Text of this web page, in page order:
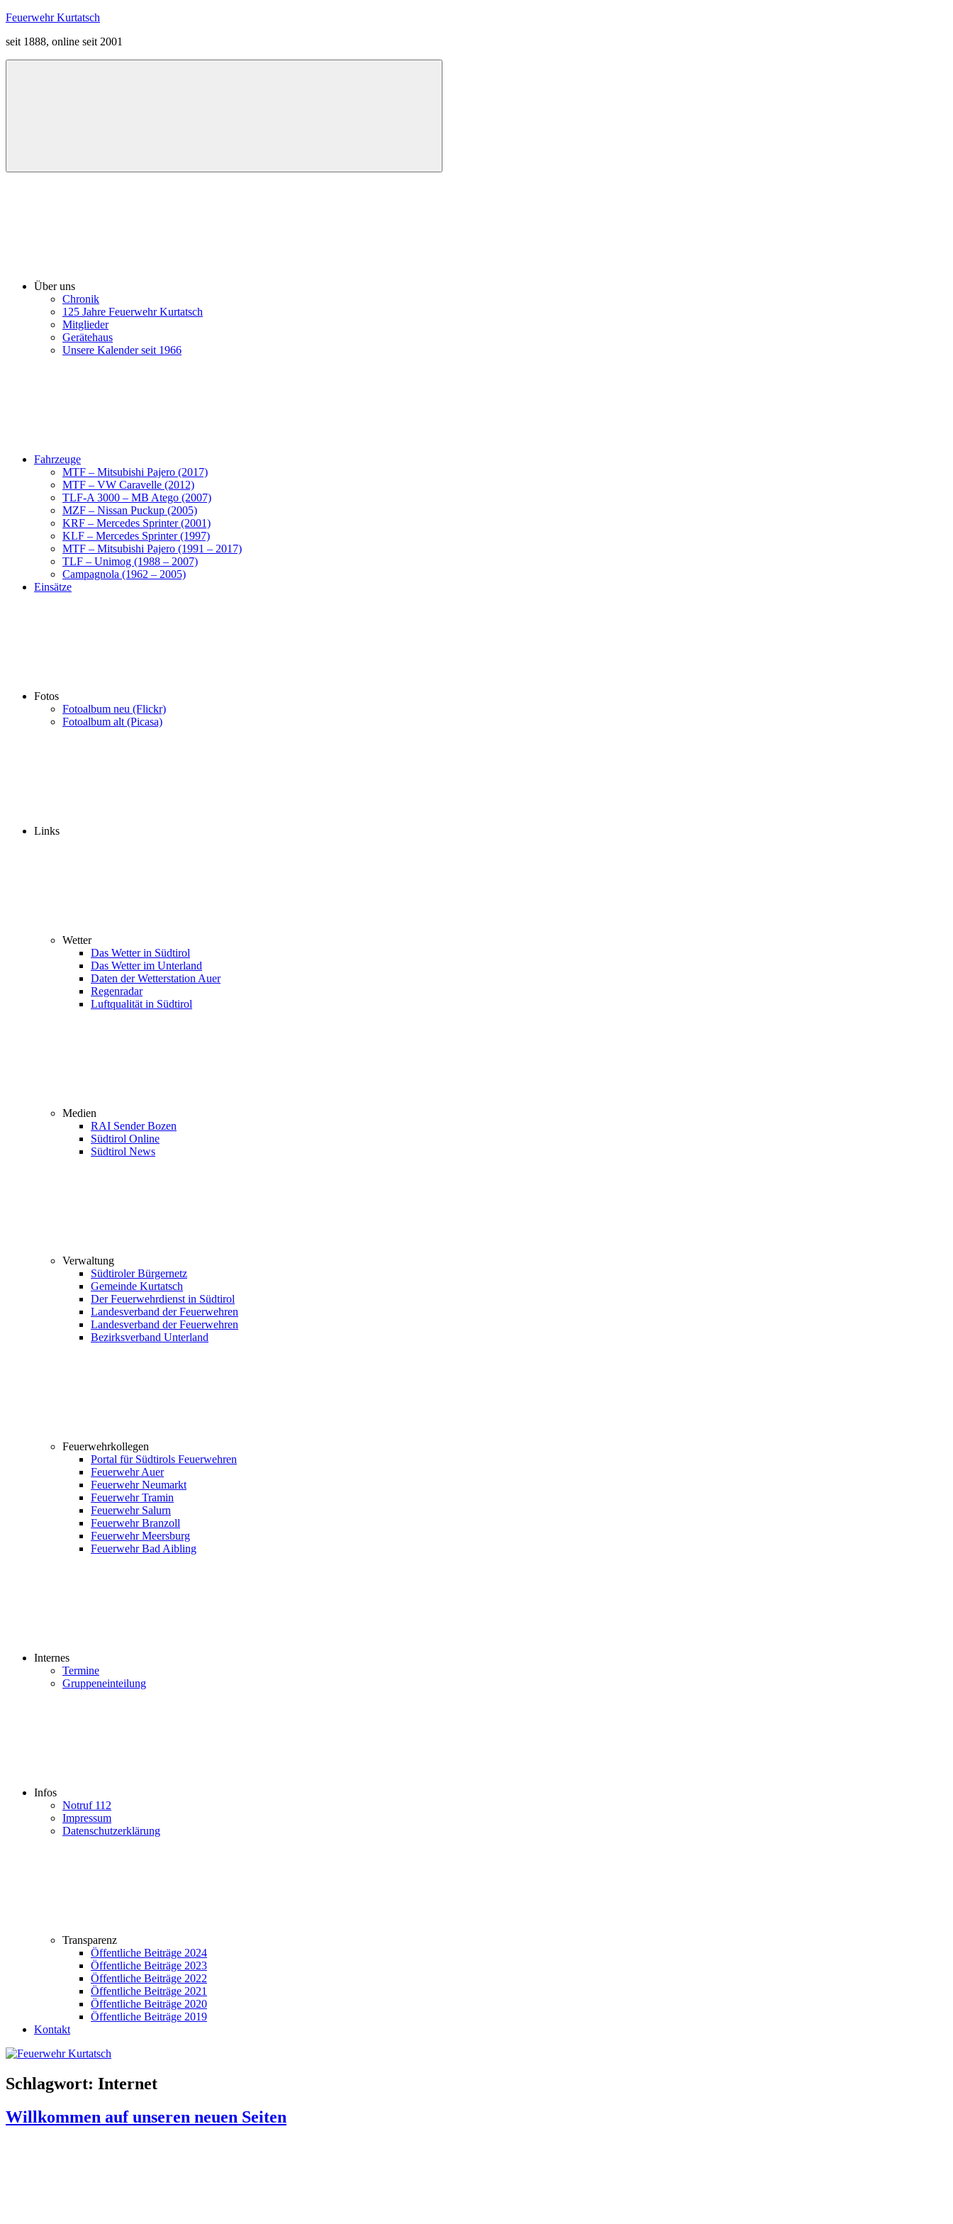
Zum
springen
Feuerwehr Kurtatsch
seit 1888, online seit 2001
Menü
Über uns
Chronik
125 Jahre Feuerwehr Kurtatsch
Mitglieder
Gerätehaus
Unsere Kalender seit 1966
Fahrzeuge
MTF – Mitsubishi Pajero (2017)
MTF – VW Caravelle (2012)
TLF-A 3000 – MB Atego (2007)
MZF – Nissan Puckup (2005)
KRF – Mercedes Sprinter (2001)
KLF – Mercedes Sprinter (1997)
MTF – Mitsubishi Pajero (1991 – 2017)
TLF – Unimog (1988 – 2007)
Campagnola (1962 – 2005)
Einsätze
Fotos
Fotoalbum neu (Flickr)
Fotoalbum alt (Picasa)
Links
Wetter
Das Wetter in Südtirol
Das Wetter im Unterland
Daten der Wetterstation Auer
Regenradar
Luftqualität in Südtirol
Medien
RAI Sender Bozen
Südtirol Online
Südtirol News
Verwaltung
Südtiroler Bürgernetz
Gemeinde Kurtatsch
Der Feuerwehrdienst in Südtirol
Landesverband der Feuerwehren
Landesverband der Feuerwehren
Bezirksverband Unterland
Feuerwehrkollegen
Portal für Südtirols Feuerwehren
Feuerwehr Auer
Feuerwehr Neumarkt
Feuerwehr Tramin
Feuerwehr Salurn
Feuerwehr Branzoll
Feuerwehr Meersburg
Feuerwehr Bad Aibling
Internes
Termine
Gruppeneinteilung
Infos
Notruf 112
Impressum
Datenschutzerklärung
Transparenz
Öffentliche Beiträge 2024
Öffentliche Beiträge 2023
Öffentliche Beiträge 2022
Öffentliche Beiträge 2021
Öffentliche Beiträge 2020
Öffentliche Beiträge 2019
Kontakt
Schlagwort: Internet
Willkommen auf unseren neuen Seiten